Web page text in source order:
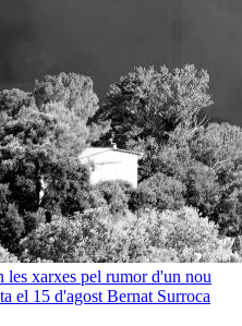
xarxes pel rumor d'un nou
el 15 d'agost Bernat Surroca